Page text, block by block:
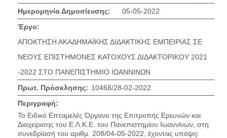
Ημερομηνία Δημοσίευσης:
05-05-2022
Έργο:
ΑΠΟΚΤΗΣΗ ΑΚΑΔΗΜΑΪΚΗΣ ΔΙΔΑΚΤΙΚΗΣ ΕΜΠΕΙΡΙΑΣ ΣΕ
ΝΕΟΥΣ ΕΠΙΣΤΗΜΟΝΕΣ ΚΑΤΟΧΟΥΣ ΔΙΔΑΚΤΟΡΙΚΟΥ 2021
-2022 ΣΤΟ ΠΑΝΕΠΙΣΤΗΜΙΟ ΙΩΑΝΝΙΝΩΝ
Πρωτ. Πρόσκλησης: 10468/28-02-2022
Περιγραφή:
Το Ειδικό Επταμελές Όργανο της Επιτροπής Ερευνών και
Διαχείρισης του Ε.Λ.Κ.Ε. του Πανεπιστημίου Ιωαννίνων, στη
συνεδρίασή του αριθμ. 208/04-05-2022, έχοντας υπόψη: